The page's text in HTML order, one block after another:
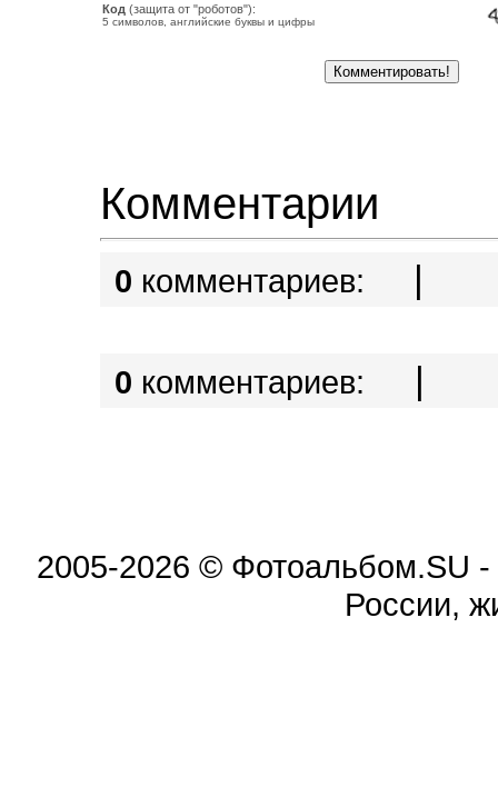
Код (защита от "роботов"):
5 символов, английские буквы и цифры
Комментарии
0 комментариев: |
0 комментариев: |
2005-2026 © Фотоальбом.SU -
России,